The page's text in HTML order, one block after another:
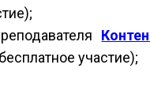
участие);